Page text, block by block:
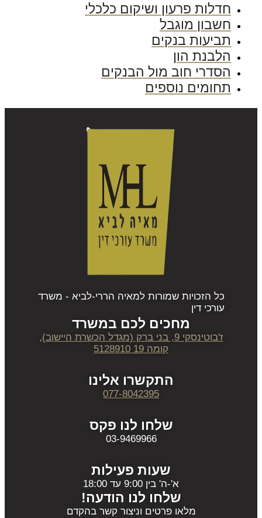
חדלות פרעון ושיקום כלכלי
חשבון מוגבל
תביעות בנקים
הלבנת הון
הסדרי חוב מול הבנקים
תחומים נוספים
כל הזכויות שמורות למאיה הררי-לביא - משרד
עורכי דין
מחכים לכם במשרד
ז'בוטינסקי 9, בני ברק (מגדל הכשרת היישוב),
קומה 19 5128910
התקשרו אלינו
077-8042395
שלחו לנו פקס
03-9469966
שעות פעילות
א'-ה' בין 9:00 עד 18:00
שלחו לנו הודעה!
מלאו פרטים וניצור קשר בהקדם